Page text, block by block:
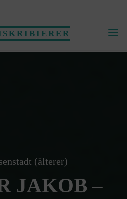
(älterer)
JAKOB –